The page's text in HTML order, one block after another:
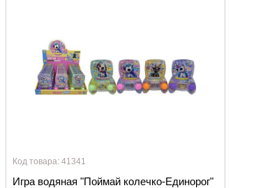
Код товара: 41341
Игра водяная "Поймай колечко-Единорог"